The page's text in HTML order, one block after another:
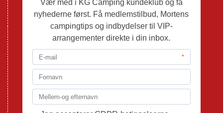
KG Camping Kundeklub
Nyheder
Adria Vans
Adria Autocampere
Eriba
Fendt
Hobby